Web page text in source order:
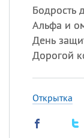
Бодрость
Альфа и
День
Дорогой
Открытка